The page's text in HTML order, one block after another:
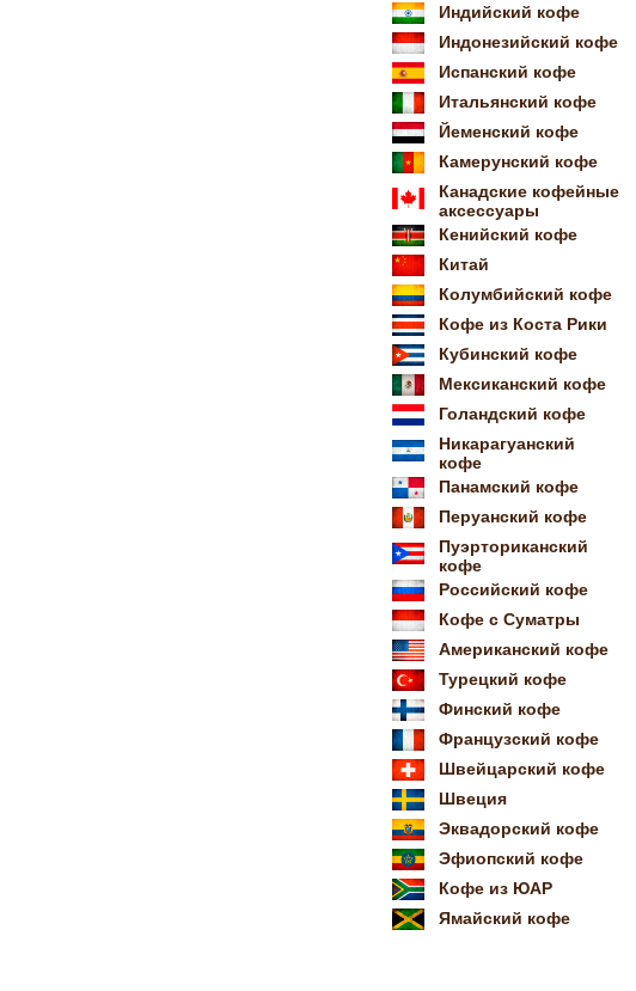
Индийский кофе
Индонезийский кофе
Испанский кофе
Итальянский кофе
Йеменский кофе
Камерунский кофе
Канадские кофейные
аксессуары
Кенийский кофе
Китай
Колумбийский кофе
Кофе из Коста Рики
Кубинский кофе
Мексиканский кофе
Голандский кофе
Никарагуанский
кофе
Панамский кофе
Перуанский кофе
Пуэрториканский
кофе
Российский кофе
Кофе с Суматры
Американский кофе
Турецкий кофе
Финский кофе
Французский кофе
Швейцарский кофе
Швеция
Эквадорский кофе
Эфиопский кофе
Кофе из ЮАР
Ямайский кофе